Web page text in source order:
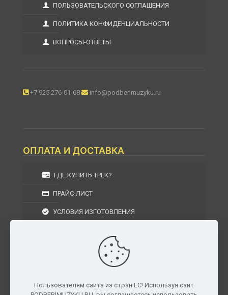
ПОЛЬЗОВАТЕЛЬСКОГО СОГЛАШЕНИЯ
ПОЛИТИКА КОНФИДЕНЦИАЛЬНОСТИ
ВОПРОСЫ-ОТВЕТЫ
+7 925 276-01-68 info@podberimuzyku.ru
ОПЛАТА И ДОСТАВКА
ГДЕ КУПИТЬ ТРЕК?
ПРАЙС-ЛИСТ
УСЛОВИЯ ИЗГОТОВЛЕНИЯ
УСЛОВИЯ ВОЗВРАТА
Пользователям сайта из стран ЕС! Используя сайт